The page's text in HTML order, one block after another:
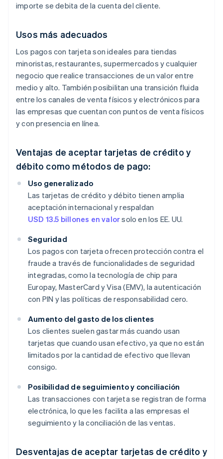
importe se debita de la cuenta del cliente.
Usos más adecuados
Los pagos con tarjeta son ideales para tiendas
minoristas, restaurantes, supermercados y cualquier
negocio que realice transacciones de un valor entre
medio y alto. También posibilitan una transición fluida
entre los canales de venta físicos y electrónicos para
las empresas que cuentan con puntos de venta físicos
y con presencia en línea.
Ventajas de aceptar tarjetas de crédito y
débito como métodos de pago:
Uso generalizado
Las tarjetas de crédito y débito tienen amplia
aceptación internacional y respaldan
USD 13.5 billones en valorsolo en los EE. UU.
Seguridad
Los pagos con tarjeta ofrecen protección contra el
fraude a través de funcionalidades de seguridad
integradas, como la tecnología de chip para
Europay, MasterCard y Visa (EMV), la autenticación
con PIN y las políticas de responsabilidad cero.
Aumento del gasto de los clientes
Los clientes suelen gastar más cuando usan
tarjetas que cuando usan efectivo, ya que no están
limitados por la cantidad de efectivo que llevan
consigo.
Posibilidad de seguimiento y conciliación
Las transacciones con tarjeta se registran de forma
electrónica, lo que les facilita a las empresas el
seguimiento y la conciliación de las ventas.
Desventajas de aceptar tarjetas de crédito y